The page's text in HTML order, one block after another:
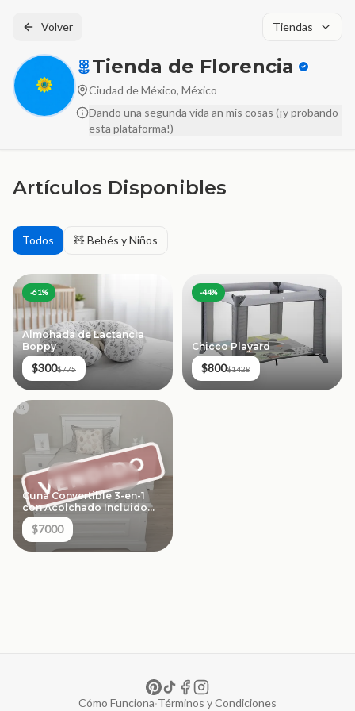
Volver Tiendas
Tienda de Florencia
Ciudad de México, México
Dando una segunda vida an mis cosas (¡y probando
esta plataforma!)
Artículos Disponibles
Todos 🧸 Bebés y Niños
-61%
Almohada de Lactancia
Boppy
$300$775
-44%
Chicco Playard
$800$1428
VENDIDO
Cuna Convertible 3-en-1
con Acolchado Incluido
(¡Súper Oferta!)
$7000
Cómo Funciona·Términos y Condiciones